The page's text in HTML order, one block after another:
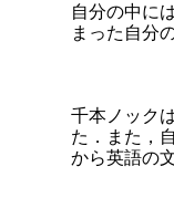
自分の中に
まった自分
千本ノック
た．また，
から英語の